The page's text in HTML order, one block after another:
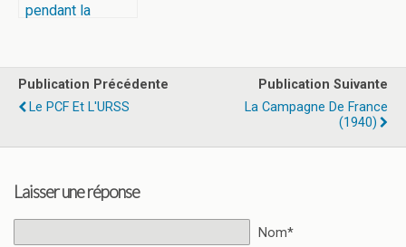
pendant la
Publication Précédente
Le PCF Et L'URSS
Publication Suivante
La Campagne De France
(1940)
Laisser une réponse
Nom*